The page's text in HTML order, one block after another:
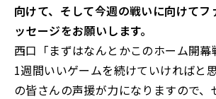
向けて、そして今週の戦いに向けてフ
ッセージをお願いします。
西口「まずはなんとかこのホーム開幕
1週間いいゲームを続けていければと
の皆さんの声援が力になりますので、